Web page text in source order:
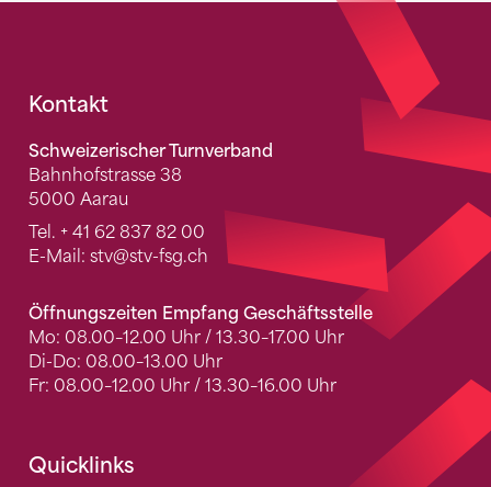
Fusszeile
Kontakt
Schweizerischer Turnverband
Bahnhofstrasse 38
5000 Aarau
Tel. + 41 62 837 82 00
E-Mail: stv@stv-fsg.ch
Öffnungszeiten Empfang Geschäftsstelle
Mo: 08.00–12.00 Uhr / 13.30–17.00 Uhr
Di-Do: 08.00–13.00 Uhr
Fr: 08.00–12.00 Uhr / 13.30–16.00 Uhr
Quicklinks